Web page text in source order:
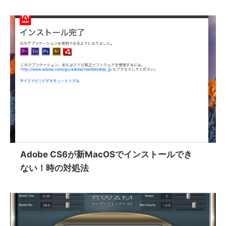
Adobe CS6が新MacOSでインストールでき
ない！時の対処法